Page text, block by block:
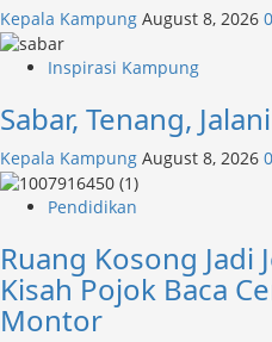
Kepala Kampung August 8, 2026 0
Inspirasi Kampung
Sabar, Tenang,
Kepala Kampung August 8, 2026 0
Pendidikan
Ruang Kosong Jadi
Kisah Pojok Baca
Montor